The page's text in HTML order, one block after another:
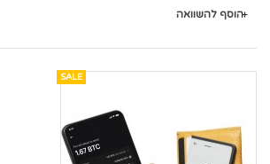
הוסף להשוואה
SALE